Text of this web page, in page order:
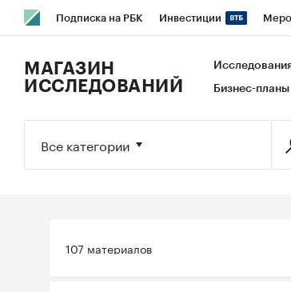
Подписка на РБК Инвестиции
Исследования Кредитные рейтинги
МАГАЗИН
ИССЛЕДОВАНИЙ
Бизнес-планы
Все категории
107 материалов